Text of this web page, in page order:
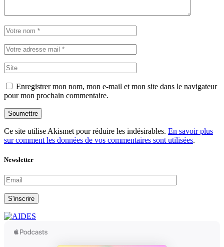
Enregistrer mon nom, mon e-mail et mon site dans le navigateur
pour mon prochain commentaire.
Soumettre
Ce site utilise Akismet pour réduire les indésirables. En savoir plus
sur comment les données de vos commentaires sont utilisées.
Newsletter
S'inscrire